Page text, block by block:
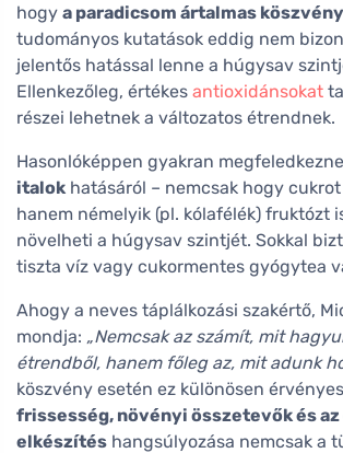
hogy a paradicsom ártalmas
tudományos kutatások eddig nem
jelentős hatással lenne a húgysav
Ellenkezőleg, értékes antioxidánsokat
részei lehetnek a változatos étrendnek.
Hasonlóképpen gyakran
italok hatásáról – nemcsak hogy
hanem némelyik (pl. kólafélék) fruktózt
növelheti a húgysav szintjét. Sokkal
tiszta víz vagy cukormentes gyógytea
Ahogy a neves táplálkozási szakértő,
mondja: „Nemcsak az számít, mit
étrendből, hanem főleg az, mit adunk
köszvény esetén ez különösen
frissesség, növényi összetevők és
elkészítés hangsúlyozása nemcsak a